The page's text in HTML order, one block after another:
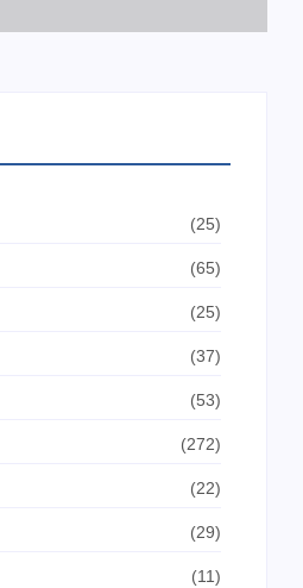
(25)
(65)
(25)
(37)
(53)
(272)
(22)
(29)
(11)